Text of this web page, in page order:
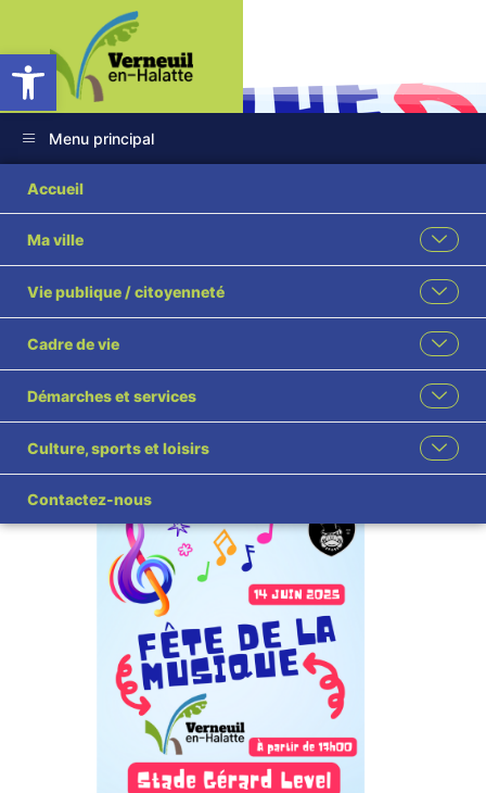
Ouvrir la barre d’outils
Menu principal
Accueil
Ma ville
Vie publique / citoyenneté
Cadre de vie
Démarches et services
Culture, sports et loisirs
Contactez-nous
FÊTE DE LA
MUSIQUE